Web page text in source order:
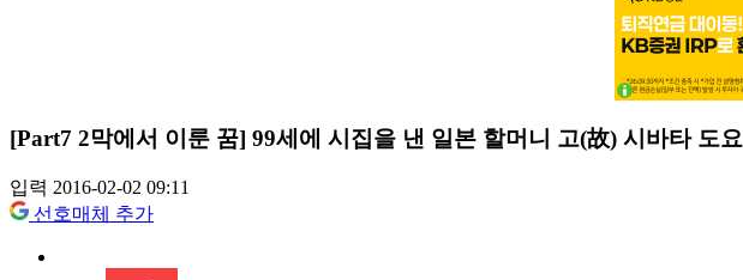
[Part7 2막에서 이룬 꿈] 99세에 시집을 낸 일본 할머니 고(故) 시바타 도요
입력 2016-02-02 09:11
선호매체 추가